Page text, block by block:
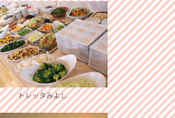
トレッタみよし